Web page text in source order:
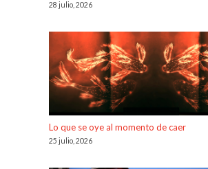
28 julio, 2026
Lo que se oye al momento de caer
25 julio, 2026